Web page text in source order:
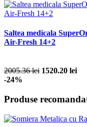
Saltea medicala
Air-Fresh 14+2
2005.36 lei 1520.20 lei
-24%
Produse